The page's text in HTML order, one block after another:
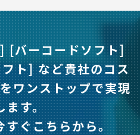
[バーコードソフト]
ト] など貴社のコス
ワンストップで実現
ます。
すぐこちらから。